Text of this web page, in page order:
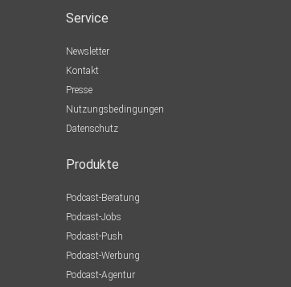
Service
Newsletter
Kontakt
Presse
Nutzungsbedingungen
Datenschutz
Produkte
Podcast-Beratung
Podcast-Jobs
Podcast-Push
Podcast-Werbung
Podcast-Agentur